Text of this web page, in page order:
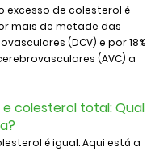
excesso de colesterol é
mais de metade das
(DCV) e por 18%
(AVC) a
e colesterol total: Qual
é igual. Aqui está a